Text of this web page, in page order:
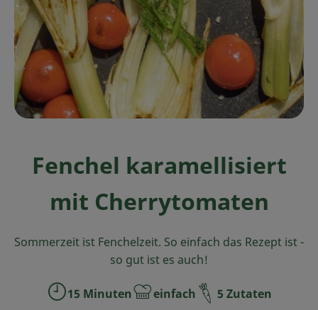
Ökokisten
Obst & Gemüse
Kühltheke
Backwaren
Getränke
Drogerie
Über uns
Fenchel karamellisiert
mit Cherrytomaten
Sommerzeit ist Fenchelzeit. So einfach das Rezept ist -
so gut ist es auch!
Zubreitungszeit:
15 Minuten Schwierigkeit:
einfach 5 Zutaten